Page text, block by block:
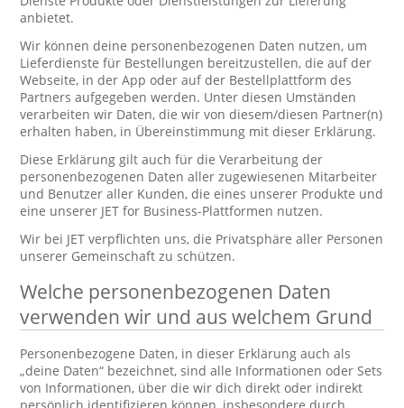
anbietet.
Wir können deine personenbezogenen Daten nutzen, um
Lieferdienste für Bestellungen bereitzustellen, die auf der
Webseite, in der App oder auf der Bestellplattform des
Partners aufgegeben werden. Unter diesen Umständen
verarbeiten wir Daten, die wir von diesem/diesen Partner(n)
erhalten haben, in Übereinstimmung mit dieser Erklärung.
Diese Erklärung gilt auch für die Verarbeitung der
personenbezogenen Daten aller zugewiesenen Mitarbeiter
und Benutzer aller Kunden, die eines unserer Produkte und
eine unserer JET for Business-Plattformen nutzen.
Wir bei JET verpflichten uns, die Privatsphäre aller Personen
unserer Gemeinschaft zu schützen.
Welche personenbezogenen Daten
verwenden wir und aus welchem Grund
Personenbezogene Daten, in dieser Erklärung auch als
„deine Daten“ bezeichnet, sind alle Informationen oder Sets
von Informationen, über die wir dich direkt oder indirekt